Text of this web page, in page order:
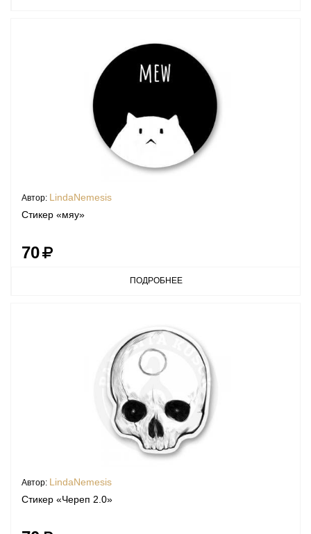
Автор: LindaNemesis
Стикер «мяу»
70
ПОДРОБНЕЕ
Автор: LindaNemesis
Стикер «Череп 2.0»